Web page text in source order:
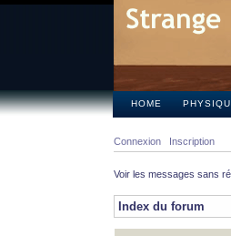
HOME
Connexion Inscription
Voir les messages sans
Index du forum